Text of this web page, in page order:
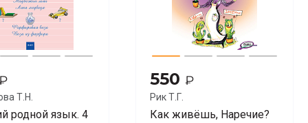
Т.Н.
родной язык. 4
550 ₽
Рик Т.Г.
Как живёшь, Наречие?